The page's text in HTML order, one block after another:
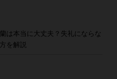
は本当に大丈夫？失礼にならな
を解説